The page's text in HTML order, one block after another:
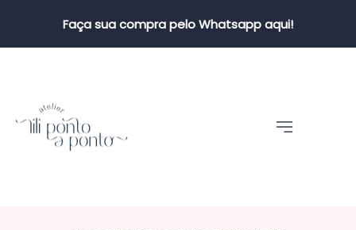
Faça sua compra pelo Whatsapp aqui!